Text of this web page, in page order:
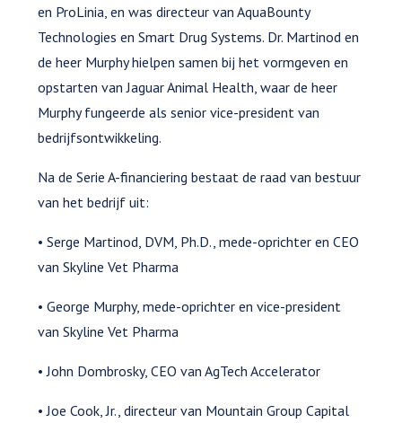
en ProLinia, en was directeur van AquaBounty
Technologies en Smart Drug Systems. Dr. Martinod en
de heer Murphy hielpen samen bij het vormgeven en
opstarten van Jaguar Animal Health, waar de heer
Murphy fungeerde als senior vice-president van
bedrijfsontwikkeling.
Na de Serie A-financiering bestaat de raad van bestuur
van het bedrijf uit:
• Serge Martinod, DVM, Ph.D., mede-oprichter en CEO
van Skyline Vet Pharma
• George Murphy, mede-oprichter en vice-president
van Skyline Vet Pharma
• John Dombrosky, CEO van AgTech Accelerator
• Joe Cook, Jr., directeur van Mountain Group Capital